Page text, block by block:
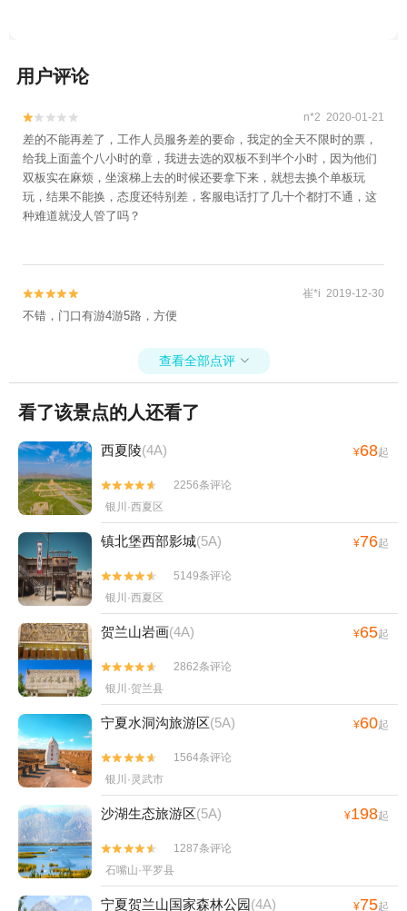
用户评论

 n*2 2020-01-21
差的不能再差了，工作人员服务差的要命，我定的全天不限时的票，
给我上面盖个八小时的章，我进去选的双板不到半个小时，因为他们
双板实在麻烦，坐滚梯上去的时候还要拿下来，就想去换个单板玩
玩，结果不能换，态度还特别差，客服电话打了几十个都打不通，这
种难道就没人管了吗？

 崔*i 2019-12-30
不错，门口有游4游5路，方便
查看全部点评 
看了该景点的人还看了
西夏陵(4A) ¥68起


2256条评论
银川·西夏区
镇北堡西部影城(5A) ¥76起


5149条评论
银川·西夏区
贺兰山岩画(4A) ¥65起


2862条评论
银川·贺兰县
宁夏水洞沟旅游区(5A) ¥60起


1564条评论
银川·灵武市
沙湖生态旅游区(5A) ¥198起


1287条评论
石嘴山·平罗县
宁夏贺兰山国家森林公园(4A) ¥75起